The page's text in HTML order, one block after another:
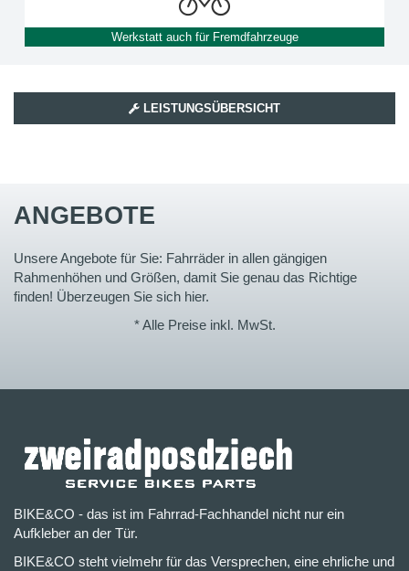
Werkstatt auch für Fremdfahrzeuge
LEISTUNGSÜBERSICHT
ANGEBOTE
Unsere Angebote für Sie: Fahrräder in allen gängigen
Rahmenhöhen und Größen, damit Sie genau das Richtige
finden! Überzeugen Sie sich hier.
* Alle Preise inkl. MwSt.
BIKE&CO - das ist im Fahrrad-Fachhandel nicht nur ein
Aufkleber an der Tür.
BIKE&CO steht vielmehr für das Versprechen, eine ehrliche und